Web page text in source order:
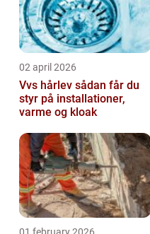
02 april 2026
Vvs hårlev sådan får du
styr på installationer,
varme og kloak